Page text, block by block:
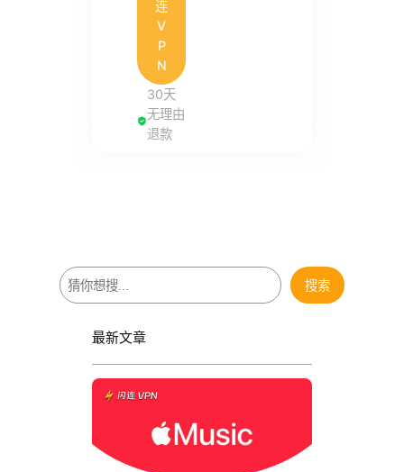
连
V
P
N
30天
无理由
退款
搜
索
搜索
最新文章